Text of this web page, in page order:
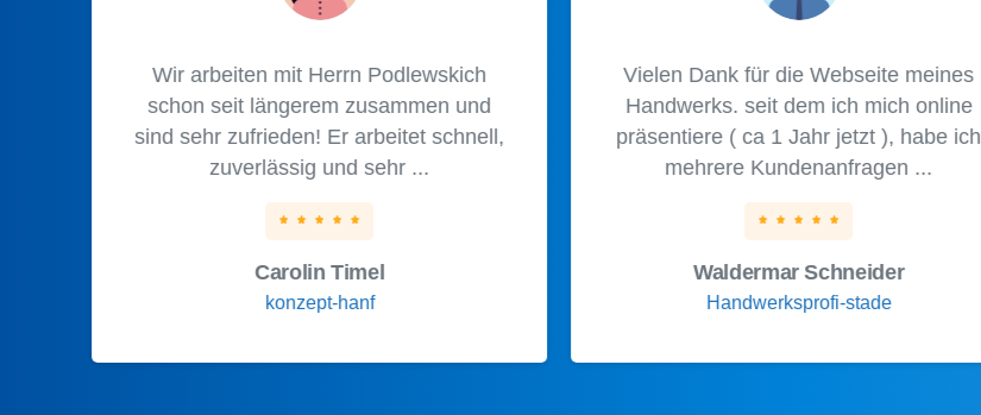
Wir arbeiten mit Herrn Podlewskich
schon seit längerem zusammen und
sind sehr zufrieden! Er arbeitet schnell,
zuverlässig und sehr ...
Carolin Timel
konzept-hanf
Vielen Dank für die Webseite meines
Handwerks. seit dem ich mich online
präsentiere ( ca 1 Jahr jetzt ), habe ich
mehrere Kundenanfragen ...
Waldermar Schneider
Handwerksprofi-stade